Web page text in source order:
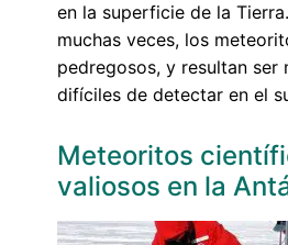
en la superficie de la
muchas veces, los
pedregosos, y resultan ser
difíciles de detectar en el
Meteoritos
valiosos en la